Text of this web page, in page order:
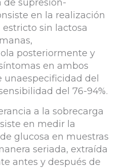
de supresión-
en la realización
sin lactosa
posteriormente y
en ambos
unaespecificidad del
del 76-94%.
a la sobrecarga
en medir la
glucosa en muestras
seriada, extraída
antes y después de